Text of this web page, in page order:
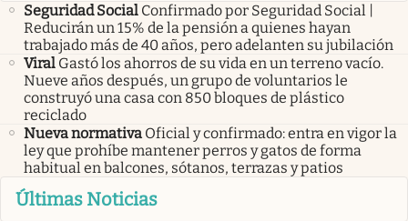
Seguridad Social Confirmado por Seguridad Social |
Reducirán un 15% de la pensión a quienes hayan
trabajado más de 40 años, pero adelanten su jubilación
Viral Gastó los ahorros de su vida en un terreno vacío.
Nueve años después, un grupo de voluntarios le
construyó una casa con 850 bloques de plástico
reciclado
Nueva normativa Oficial y confirmado: entra en vigor la
ley que prohíbe mantener perros y gatos de forma
habitual en balcones, sótanos, terrazas y patios
Últimas Noticias